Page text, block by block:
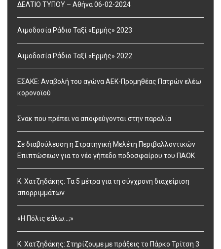
ΔΕΛΤΙΟ ΤΥΠΟΥ – Αθήνα 06-02-2024
Αιμοδοσία Ράδιο Ταξί «Ερμής» 2023
Αιμοδοσία Ράδιο Ταξί «Ερμής» 2022
ΕΣΑΚΕ: Αναβολή του αγώνα ΑΕΚ-Προμηθέας Πατρών ελέω
κορονοϊού
Σνακ που πρέπει να αποφεύγονται στην παραλία
Σε διαβούλευση η Στρατηγική Μελέτη Περιβαλλοντικών
Επιπτώσεων για το νέο γήπεδο ποδοσφαίρου του ΠΑΟΚ
Κ. Χατζηδάκης: Τα 5 μέτρα για τη σύγχρονη διαχείριση
απορριμμάτων
«Η Πόλις εάλω…;»
Κ. Χατζηδάκης: Στηρίζουμε με πράξεις το Πάρκο Τρίτση 3